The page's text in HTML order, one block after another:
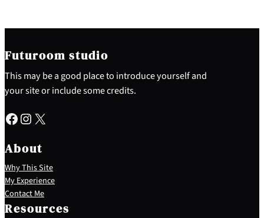
Futuroom studio
This may be a good place to introduce yourself and
your site or include some credits.
Facebook Instagram X
About
Why This Site
My Experience
Contact Me
Resources